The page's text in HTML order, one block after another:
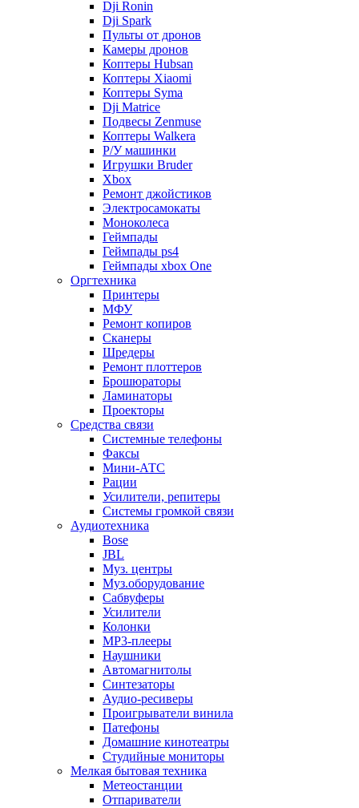
Dji Ronin
Dji Spark
Пульты от дронов
Камеры дронов
Коптеры Hubsan
Коптеры Xiaomi
Коптеры Syma
Dji Matrice
Подвесы Zenmuse
Коптеры Walkera
Р/У машинки
Игрушки Bruder
Xbox
Ремонт джойстиков
Электросамокаты
Моноколеса
Геймпады
Геймпады ps4
Геймпады xbox One
Оргтехника
Принтеры
МФУ
Ремонт копиров
Сканеры
Шредеры
Ремонт плоттеров
Брошюраторы
Ламинаторы
Проекторы
Средства связи
Системные телефоны
Факсы
Мини-АТС
Рации
Усилители, репитеры
Системы громкой связи
Аудиотехника
Bose
JBL
Муз. центры
Муз.оборудование
Сабвуферы
Усилители
Колонки
MP3-плееры
Наушники
Автомагнитолы
Синтезаторы
Аудио-ресиверы
Проигрыватели винила
Патефоны
Домашние кинотеатры
Студийные мониторы
Мелкая бытовая техника
Метеостанции
Отпариватели